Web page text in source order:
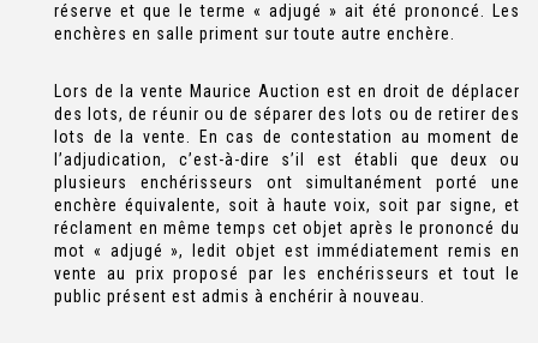
réserve et que le terme « adjugé » ait été prononcé. Les
enchères en salle priment sur toute autre enchère.
Lors de la vente Maurice Auction est en droit de déplacer
des lots, de réunir ou de séparer des lots ou de retirer des
lots de la vente. En cas de contestation au moment de
l’adjudication, c’est-à-dire s’il est établi que deux ou
plusieurs enchérisseurs ont simultanément porté une
enchère équivalente, soit à haute voix, soit par signe, et
réclament en même temps cet objet après le prononcé du
mot « adjugé », ledit objet est immédiatement remis en
vente au prix proposé par les enchérisseurs et tout le
public présent est admis à enchérir à nouveau.